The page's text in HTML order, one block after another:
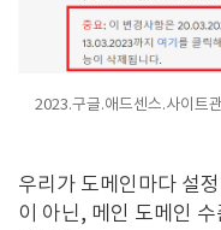
2023.구글.애드센스.사이트
우리가 도메인마다 설
이 아닌, 메인 도메인